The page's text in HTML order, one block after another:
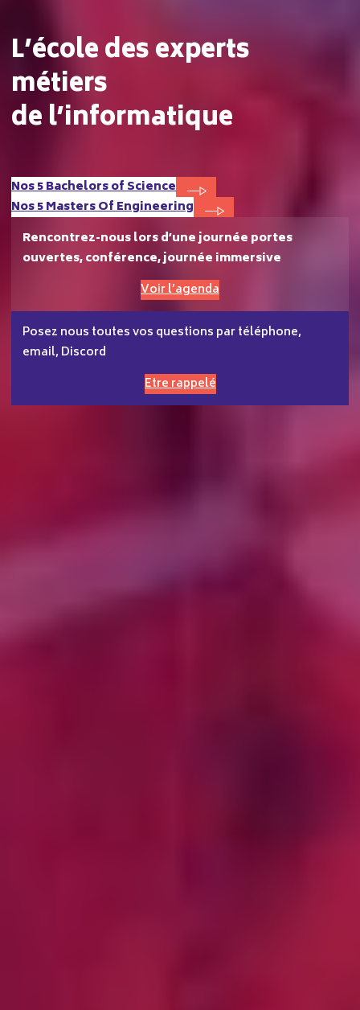
L’école des experts
métiers
de l’informatique
Nos 5 Bachelors of Science
Nos 5 Masters Of Engineering
Rencontrez-nous lors d’une journée portes
ouvertes, conférence, journée immersive
Voir l’agenda
Posez nous toutes vos questions par téléphone,
email, Discord
Etre rappelé